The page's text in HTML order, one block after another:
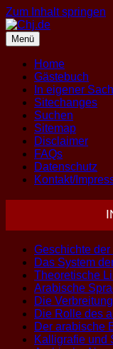
Zum Inhalt springen
Menü
Home
Gästebuch
In eigener
Sitechanges
Suchen
Sitemap
Disclaimer
FAQs
Datenschutz
Kontakt/
Geschichte
Das System
Theoretische
Arabische
Die
Die Rolle des
Der arabische
Kalligrafie und